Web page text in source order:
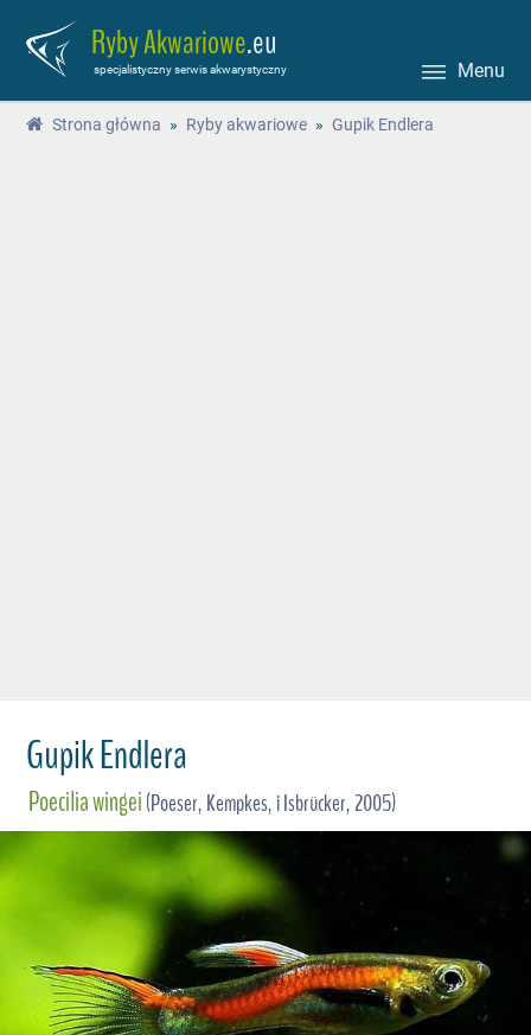
Ryby Akwariowe.eu
specjalistyczny serwis akwarystyczny Menu
Strona główna » Ryby akwariowe » Gupik Endlera
Gupik Endlera
Poecilia wingei(Poeser, Kempkes, i Isbrücker, 2005)